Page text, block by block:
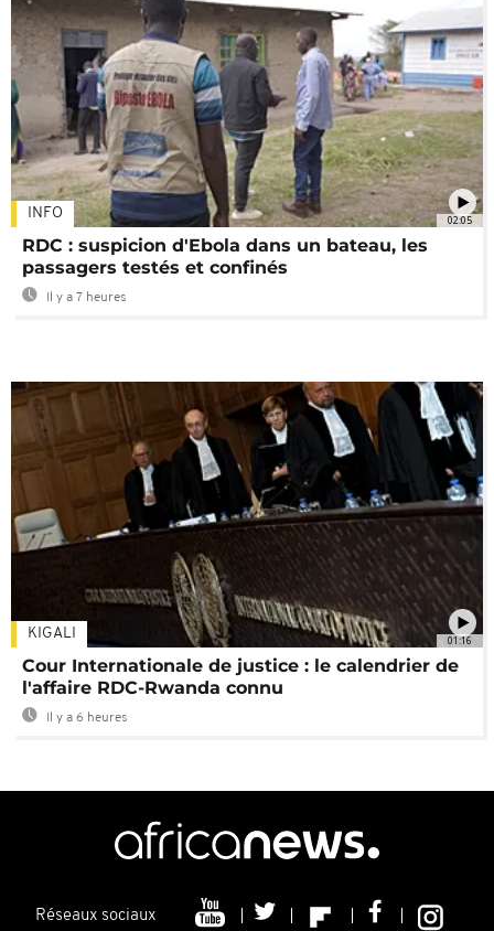
02:05
INFO
RDC : suspicion d'Ebola dans un bateau, les
passagers testés et confinés
Il y a 7 heures
01:16
KIGALI
Cour Internationale de justice : le calendrier de
l'affaire RDC-Rwanda connu
Il y a 6 heures
Réseaux sociaux